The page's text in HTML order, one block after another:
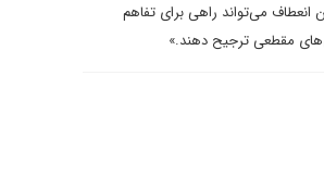
می‌تواند راهی برای تفاهم
مقطعی ترجیح دهند.»